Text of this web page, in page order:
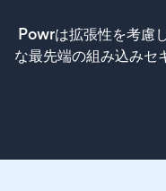
Powrは拡張性を考慮
な最先端の組み込みセ